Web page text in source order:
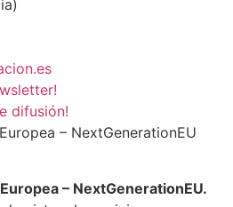
difusión!
– NextGenerationEU
– NextGenerationEU.